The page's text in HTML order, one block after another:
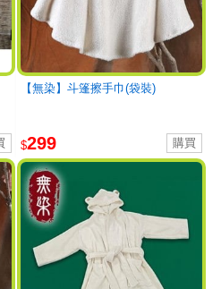
【無染】斗篷擦手巾(袋裝)
$299